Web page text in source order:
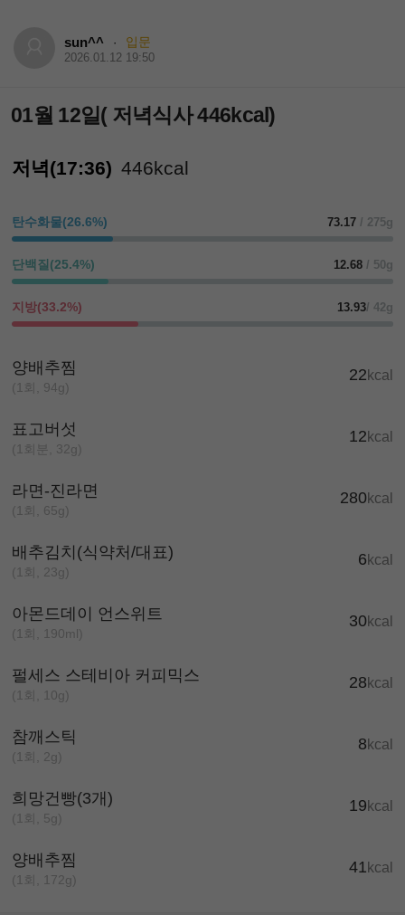
sun^^ · 입문
2026.01.12 19:50
01월 12일( 저녁식사 446kcal)
저녁(17:36) 446kcal
탄수화물(26.6%) 73.17 / 275g
단백질(25.4%) 12.68 / 50g
지방(33.2%) 13.93/ 42g
양배추찜
(1회, 94g)
22 kcal
표고버섯
(1회분, 32g)
12 kcal
라면-진라면
(1회, 65g)
280kcal
배추김치(식약처/대표)
(1회, 23g)
6 kcal
아몬드데이 언스위트
(1회, 190ml)
30kcal
펄세스 스테비아 커피믹스
(1회, 10g)
28 kcal
참깨스틱
(1회, 2g)
8 kcal
희망건빵(3개)
(1회, 5g)
19 kcal
양배추찜
(1회, 172g)
41 kcal